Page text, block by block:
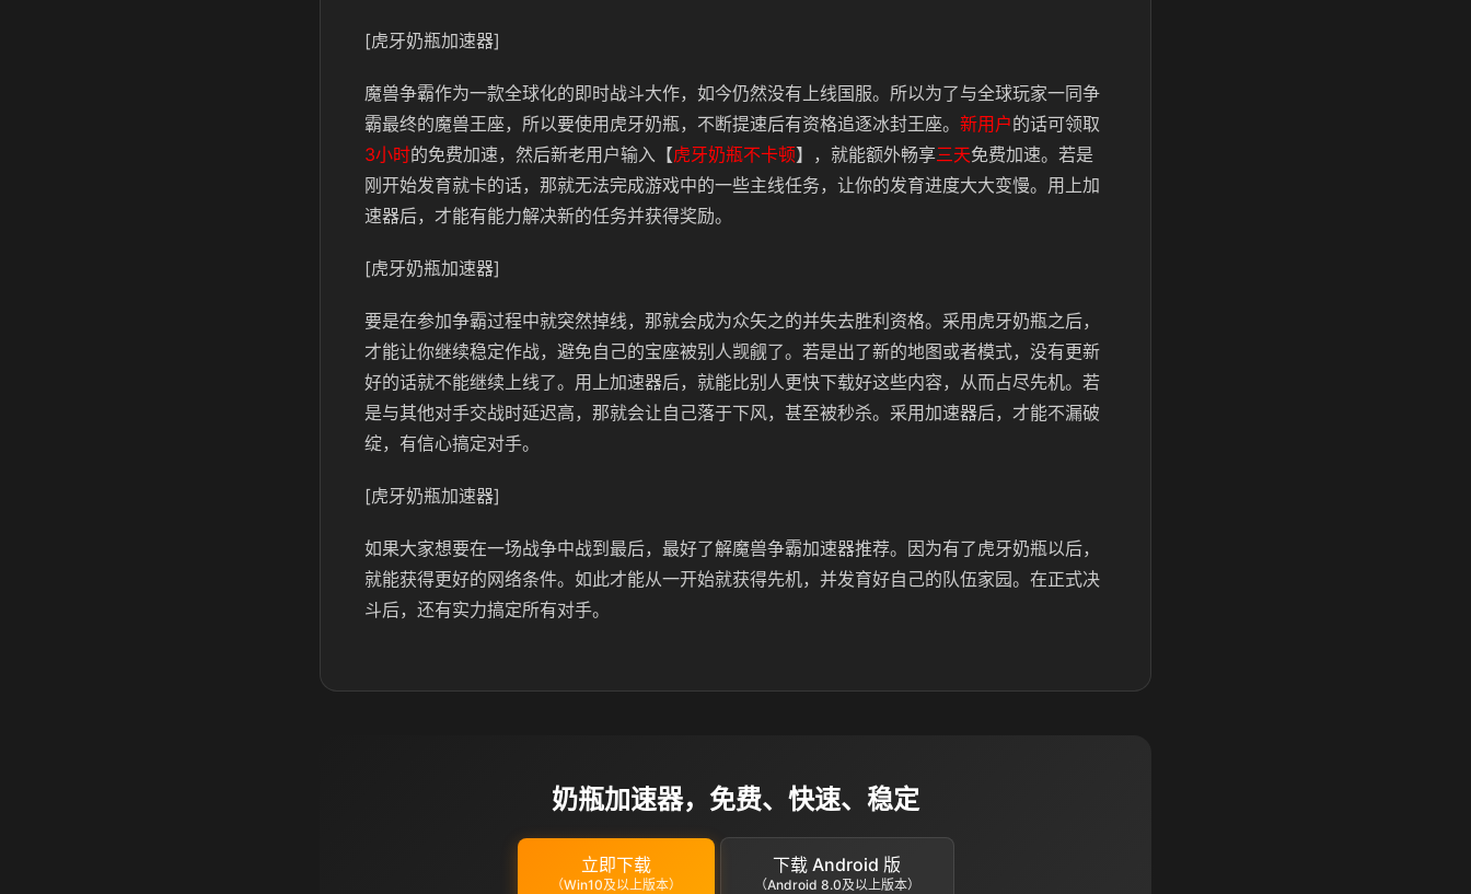
[虎牙奶瓶加速器]
魔兽争霸作为一款全球化的即时战斗大作，如今仍然没有上线国服。所以为了与全球玩家一同争
霸最终的魔兽王座，所以要使用虎牙奶瓶，不断提速后有资格追逐冰封王座。 新用户的话可领取
3小时的免费加速，然后新老用户输入【虎牙奶瓶不卡顿】，就能额外畅享三天免费加速。若是
刚开始发育就卡的话，那就无法完成游戏中的一些主线任务，让你的发育进度大大变慢。用上加
速器后，才能有能力解决新的任务并获得奖励。
[虎牙奶瓶加速器]
要是在参加争霸过程中就突然掉线，那就会成为众矢之的并失去胜利资格。采用虎牙奶瓶之后，
才能让你继续稳定作战，避免自己的宝座被别人觊觎了。若是出了新的地图或者模式，没有更新
好的话就不能继续上线了。用上加速器后，就能比别人更快下载好这些内容，从而占尽先机。若
是与其他对手交战时延迟高，那就会让自己落于下风，甚至被秒杀。采用加速器后，才能不漏破
绽，有信心搞定对手。
[虎牙奶瓶加速器]
如果大家想要在一场战争中战到最后，最好了解魔兽争霸加速器推荐。因为有了虎牙奶瓶以后，
就能获得更好的网络条件。如此才能从一开始就获得先机，并发育好自己的队伍家园。在正式决
斗后，还有实力搞定所有对手。
奶瓶加速器，免费、快速、稳定
立即下载
（Win10及以上版本）
下载 Android 版
（Android 8.0及以上版本）